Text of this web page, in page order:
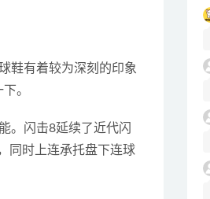
鞋有着较为深刻的印象
。
。闪击8延续了近代闪
同时上连承托盘下连球